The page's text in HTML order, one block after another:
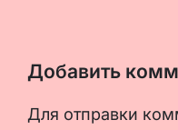
Добавить
Для отправки